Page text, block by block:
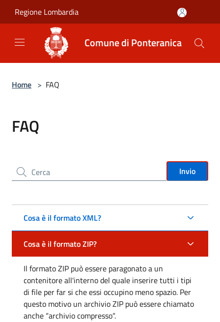
Regione Lombardia
Comune di Ponteranica
Home > FAQ
FAQ
Cerca nel sito Invio
Cosa è il formato XML?
Cosa è il formato ZIP?
Il formato ZIP può essere paragonato a un
contenitore all'interno del quale inserire tutti i tipi
di file per far si che essi occupino meno spazio. Per
questo motivo un archivio ZIP può essere chiamato
anche “archivio compresso“.